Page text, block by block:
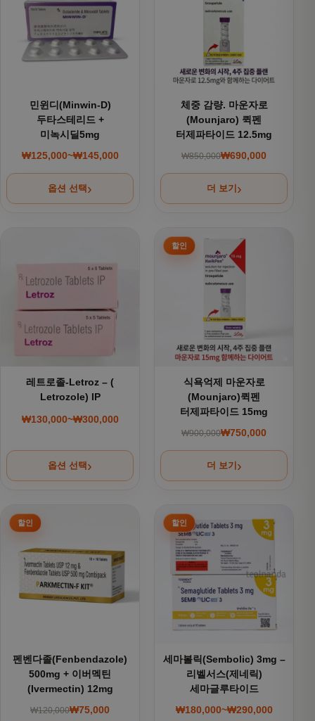
민윈디(Minwin-D)
두타스테리드 +
미녹시딜5mg
₩125,000~₩145,000
가격 범위: ₩125,000~₩145,000
옵션 선택
체중 감량. 마운자로
(Mounjaro) 퀵펜
터제파타이드 12.5mg
₩850,000 원래 가격:
₩690,000
현재 가격:
더 보기
레트로졸-Letroz – (
Letrozole) IP
₩130,000~₩300,000
가격 범위: ₩130,000~₩300,000
옵션 선택
여러 상품 옵션이 이 상품에 있습니다. 상품 페이지에서 옵션
식욕억제 마운자로
(Mounjaro)퀵펜
터제파타이드 15mg
₩900,000 원래 가격:
₩750,000
현재 가격:
더 보기
펜벤다졸(Fenbendazole)
500mg + 이버멕틴
(Ivermectin) 12mg
₩120,000원래 가격: ₩120,000.
₩75,000
현재 가격: ₩75,000.
세마볼릭(Sembolic) 3mg –
리벨서스(제네릭)
세마글루타이드
₩180,000~₩290,000
가격 범위:
여러 상품 옵션이 이 상품에